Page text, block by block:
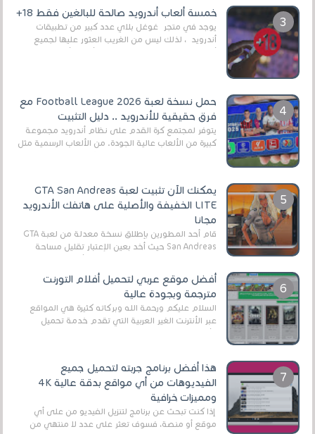
خمسة ألعاب أندرويد صالحة للبالغين فقط 18+
يوجد في متجر غوغل بلاي عدد كبير من تطبيقات
أندرويد ، لذلك ليس من الغريب العثور عليها لجميع
حمل نسخة لعبة Football League 2026 مع
فرق حقيقية للأندرويد .. دليل التثبيت
يتوفر لمجتمع كرة القدم على نظام أندرويد مجموعة
كبيرة من الألعاب عالية الجودة. من الألعاب الرسمية مثل
يمكنك الآن تثبيت لعبة GTA San Andreas
LITE الخفيفة والأصلية على هاتفك الأندرويد
مجانا
قام أحد المطورين بإطلاق نسخة معدلة من لعبة GTA
San Andreas حيث أخد بعين الإعتبار تقليل مساحة
أفضل موقع عربي لتحميل أفلام التورنت
مترجمة وبجودة عالية
السلام عليكم ورحمة الله وبركاته كثيرة هي المواقع
عبر الأنترنت الغير العربية التي تقدم خدمة تحميل
هذا أفضل برنامج جربته لتحميل جميع
الفيديوهات من أي مواقع بدقة عالية 4K
ومميزات خرافية
إذا كنت تبحث عن برنامج لتنزيل الفيديو من على أي
موقع أو منصة، فسوف تعثر على عدد لا منتهي من